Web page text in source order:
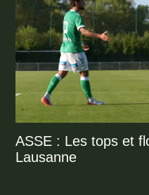
ASSE : Les tops et
Lausanne